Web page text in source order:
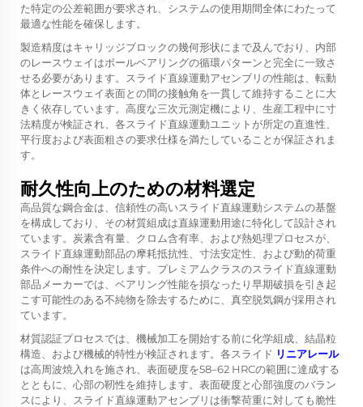
た特定の公差範囲が要求され、システムの使用期間全体にわたって
最適な性能を確保します。
製造精度はキャリッジブロックの幾何形状にまで及んでおり、内部
のレースウェイはボールベアリングの循環パターンと完全に一致さ
せる必要があります。スライド直線運動アセンブリの性能は、転動
体とレースウェイ表面との間の接触角を一貫して維持することに大
きく依存しています。高度な三次元測定機により、生産工程中に寸
法精度が検証され、各スライド直線運動ユニットが所定の直進性、
平行度および表面粗さの要求仕様を満たしていることが保証されま
す。
耐久性向上のための材料選定
高品質な鋼合金は、信頼性の高いスライド直線運動システムの基盤
を構成しており、その材質組成は直線運動用途に特化して設計され
ています。炭素含有量、クロム含有率、および熱処理プロセスが、
スライド直線運動部品の摩耗抵抗性、寸法安定性、および動的荷重
条件への耐性を決定します。プレミアムクラスのスライド直線運動
部品メーカーでは、ベアリング性能を損なったり早期破損を引き起
こす可能性のある不純物を除去するために、真空脱気鋼が採用され
ています。
材質認証プロセスでは、機械加工を開始する前に化学組成、結晶粒
構造、および機械的特性が検証されます。各スライド リニアレール
は高周波焼入れを施され、表面硬度を58–62 HRCの範囲に達成する
とともに、心部の靭性を維持します。表面硬度と心部強度のバラン
スにより、スライド直線運動アセンブリは衝撃荷重に対しても脆性